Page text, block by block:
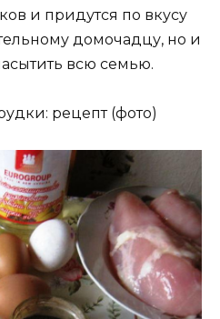
и придутся по вкусу
домочадцу, но и
всю семью.
рецепт (фото)